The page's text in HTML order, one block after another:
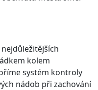
kolem
systém kontroly
nádob při zachování